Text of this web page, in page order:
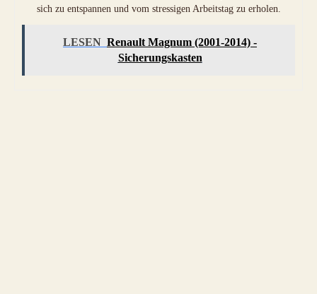
sich zu entspannen und vom stressigen Arbeitstag zu erholen.
LESEN Renault Magnum (2001-2014) -
Sicherungskasten